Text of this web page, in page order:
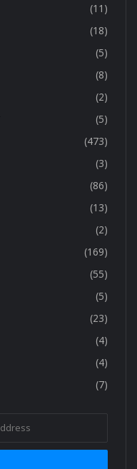
(11)
(18)
(5)
(8)
(2)
(5)
(473)
(3)
(86)
(13)
(2)
(169)
(55)
(5)
(23)
(4)
(4)
(7)